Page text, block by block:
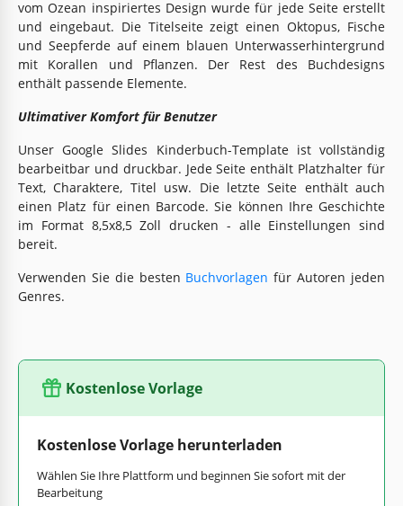
vom Ozean inspiriertes Design wurde für jede Seite erstellt
und eingebaut. Die Titelseite zeigt einen Oktopus, Fische
und Seepferde auf einem blauen Unterwasserhintergrund
mit Korallen und Pflanzen. Der Rest des Buchdesigns
enthält passende Elemente.
Ultimativer Komfort für Benutzer
Unser Google Slides Kinderbuch-Template ist vollständig
bearbeitbar und druckbar. Jede Seite enthält Platzhalter für
Text, Charaktere, Titel usw. Die letzte Seite enthält auch
einen Platz für einen Barcode. Sie können Ihre Geschichte
im Format 8,5x8,5 Zoll drucken - alle Einstellungen sind
bereit.
Verwenden Sie die besten Buchvorlagen für Autoren jeden
Genres.
Kostenlose Vorlage
Kostenlose Vorlage herunterladen
Wählen Sie Ihre Plattform und beginnen Sie sofort mit der
Bearbeitung